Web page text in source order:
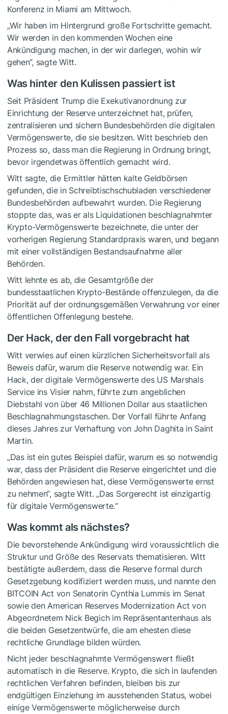
Konferenz in Miami am Mittwoch.
„Wir haben im Hintergrund große Fortschritte gemacht.
Wir werden in den kommenden Wochen eine
Ankündigung machen, in der wir darlegen, wohin wir
gehen“, sagte Witt.
Was hinter den Kulissen passiert ist
Seit Präsident Trump die Exekutivanordnung zur
Einrichtung der Reserve unterzeichnet hat, prüfen,
zentralisieren und sichern Bundesbehörden die digitalen
Vermögenswerte, die sie besitzen. Witt beschrieb den
Prozess so, dass man die Regierung in Ordnung bringt,
bevor irgendetwas öffentlich gemacht wird.
Witt sagte, die Ermittler hätten kalte Geldbörsen
gefunden, die in Schreibtischschubladen verschiedener
Bundesbehörden aufbewahrt wurden. Die Regierung
stoppte das, was er als Liquidationen beschlagnahmter
Krypto-Vermögenswerte bezeichnete, die unter der
vorherigen Regierung Standardpraxis waren, und begann
mit einer vollständigen Bestandsaufnahme aller
Behörden.
Witt lehnte es ab, die Gesamtgröße der
bundesstaatlichen Krypto-Bestände offenzulegen, da die
Priorität auf der ordnungsgemäßen Verwahrung vor einer
öffentlichen Offenlegung bestehe.
Der Hack, der den Fall vorgebracht hat
Witt verwies auf einen kürzlichen Sicherheitsvorfall als
Beweis dafür, warum die Reserve notwendig war. Ein
Hack, der digitale Vermögenswerte des US Marshals
Service ins Visier nahm, führte zum angeblichen
Diebstahl von über 46 Millionen Dollar aus staatlichen
Beschlagnahmungstaschen. Der Vorfall führte Anfang
dieses Jahres zur Verhaftung von John Daghita in Saint
Martin.
„Das ist ein gutes Beispiel dafür, warum es so notwendig
war, dass der Präsident die Reserve eingerichtet und die
Behörden angewiesen hat, diese Vermögenswerte ernst
zu nehmen“, sagte Witt. „Das Sorgerecht ist einzigartig
für digitale Vermögenswerte.“
Was kommt als nächstes?
Die bevorstehende Ankündigung wird voraussichtlich die
Struktur und Größe des Reservats thematisieren. Witt
bestätigte außerdem, dass die Reserve formal durch
Gesetzgebung kodifiziert werden muss, und nannte den
BITCOIN Act von Senatorin Cynthia Lummis im Senat
sowie den American Reserves Modernization Act von
Abgeordnetem Nick Begich im Repräsentantenhaus als
die beiden Gesetzentwürfe, die am ehesten diese
rechtliche Grundlage bilden würden.
Nicht jeder beschlagnahmte Vermögenswert fließt
automatisch in die Reserve. Krypto, die sich in laufenden
rechtlichen Verfahren befinden, bleiben bis zur
endgültigen Einziehung im ausstehenden Status, wobei
einige Vermögenswerte möglicherweise durch